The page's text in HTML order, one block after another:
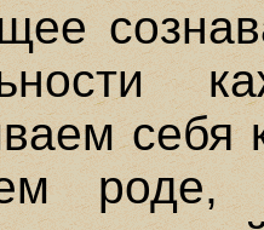
себя
роде,